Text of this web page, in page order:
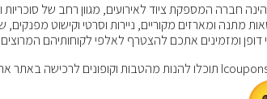
חברה המספקת ציוד לאירועים, מגוון רחב של
מתנה ומארזים מקוריים, ניירות וסרטי וקישוט
דופן ומזמינים אתכם להצטרף לאלפי לקוחותיהם